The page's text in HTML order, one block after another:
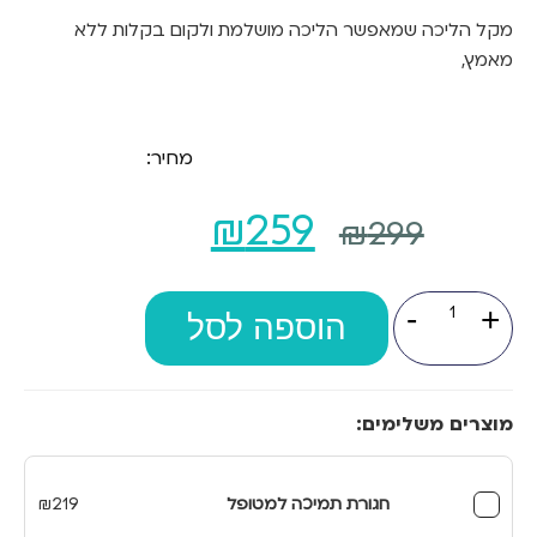
מקל הליכה שמאפשר הליכה מושלמת ולקום בקלות ללא
מאמץ,
מחיר:
₪299
המחיר
היה:
₪259
הוא:
-
כמות
של
הליכה
+ הוספה לסל
מוצרים משלימים:
חגורת תמיכה למטופל ₪219